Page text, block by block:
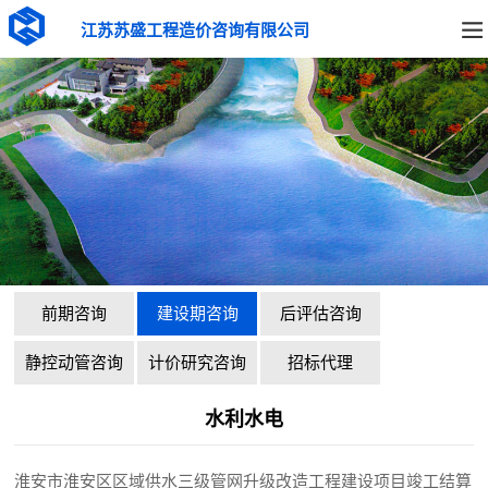
江苏苏盛工程造价咨询有限公司
前期咨询 建设期咨询 后评估咨询
静控动管咨询 计价研究咨询 招标代理
水利水电
淮安市淮安区区域供水三级管网升级改造工程建设项目竣工结算